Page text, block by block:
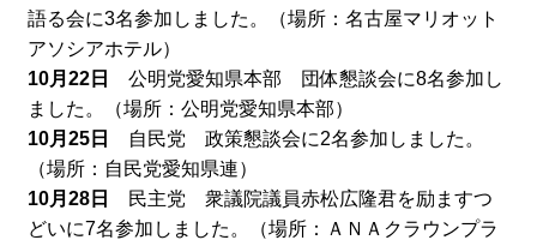
語る会に3名参加しました。（場所：名古屋マリオット
アソシアホテル）
10月22日
公明党愛知県本部 団体懇談会に8名参加し
ました。（場所：公明党愛知県本部）
10月25日
自民党 政策懇談会に2名参加しました。
（場所：自民党愛知県連）
10月28日
民主党 衆議院議員赤松広隆君を励ますつ
どいに7名参加しました。（場所：ＡＮＡクラウンプラ